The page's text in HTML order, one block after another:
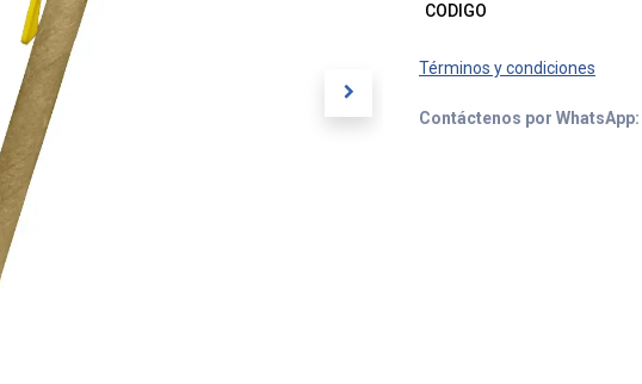
CODIGO
Términos y condiciones
Contáctenos por WhatsApp: